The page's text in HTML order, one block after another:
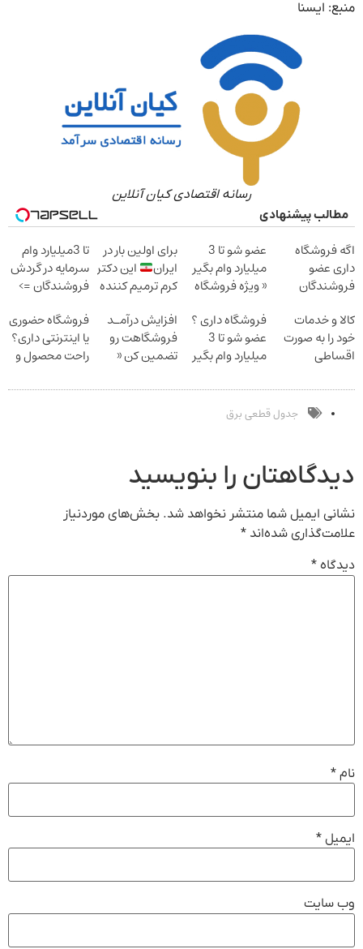
منبع: ایسنا
رسانه اقتصادی کیان آنلاین
مطالب پیشنهادی
اگه فروشگاه
داری عضو
فروشندگان
میلیارد وام بگیر
عضو شو تا 3
میلیارد وام بگیر
« ویژه فروشگاه
برای اولین بار در
ایران
این دکتر
کرم ترمیم کننده
تا 3میلیارد وام
سرمایه در گردش
فروشندگان =>
ثبت کن
کالا و خدمات
خود را به صورت
اقساطی
فروشگاه داری ؟
عضو شو تا 3
میلیارد وام بگیر
افزایش درآمـد
فروشگاهت رو
تضمین کن «
ثبت کن »
فروشگاه حضوری
یا اینترنتی داری؟
راحت محصول و
بفروش
جدول قطعی برق
دیدگاهتان را بنویسید
نشانی ایمیل شما منتشر نخواهد شد. بخش‌های موردنیاز
علامت‌گذاری شده‌اند *
دیدگاه *
نام *
ایمیل *
وب‌ سایت